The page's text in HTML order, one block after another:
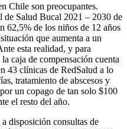
Chile son preocupantes.
de Salud Bucal 2021 – 2030 de
62,5% de los niños de 12 años
que aumenta a un
esta realidad, y para
caja de compensación cuenta
43 clínicas de RedSalud a lo
tratamiento de abscesos y
un copago de tan solo $100
el resto del año.
disposición consultas de